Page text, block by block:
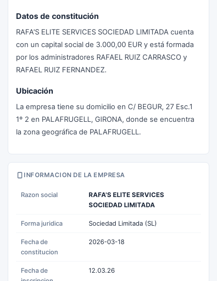
Datos de constitución
RAFA'S ELITE SERVICES SOCIEDAD LIMITADA cuenta
con un capital social de 3.000,00 EUR y está formada
por los administradores RAFAEL RUIZ CARRASCO y
RAFAEL RUIZ FERNANDEZ.
Ubicación
La empresa tiene su domicilio en C/ BEGUR, 27 Esc.1
1º 2 en PALAFRUGELL, GIRONA, donde se encuentra
la zona geográfica de PALAFRUGELL.
INFORMACION DE LA EMPRESA
Razon social
RAFA'S ELITE SERVICES
SOCIEDAD LIMITADA
Forma juridica Sociedad Limitada (SL)
Fecha de
constitucion
2026-03-18
Fecha de
12.03.26